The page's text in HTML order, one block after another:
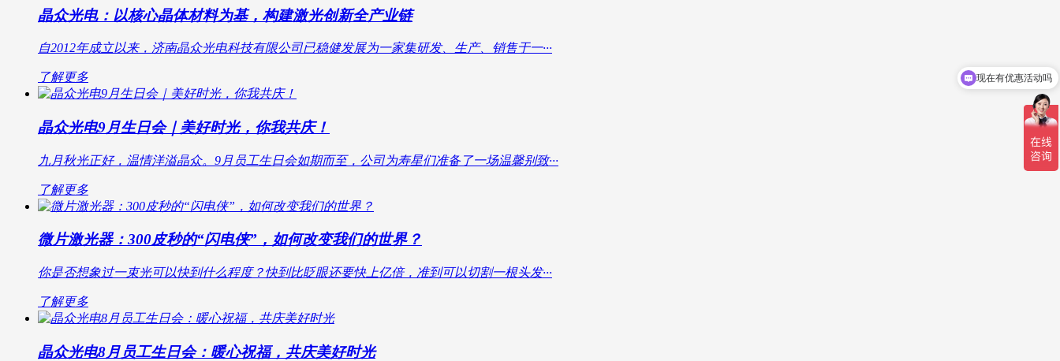
晶众光电：以核心晶体材料为基，构建激光创新全产业链
自2012年成立以来，济南晶众光电科技有限公司已稳健发展为一家集研发、生产、销售于一···
了解更多
晶众光电9月生日会｜美好时光，你我共庆！
九月秋光正好，温情洋溢晶众。9月员工生日会如期而至，公司为寿星们准备了一场温馨别致···
了解更多
微片激光器：300皮秒的“闪电侠”，如何改变我们的世界？
你是否想象过一束光可以快到什么程度？快到比眨眼还要快上亿倍，准到可以切割一根头发···
了解更多
晶众光电8月员工生日会：暖心祝福，共庆美好时光
现在有优惠活动吗